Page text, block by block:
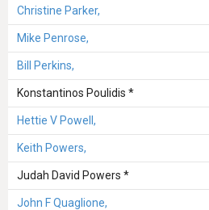
Christine Parker,
Mike Penrose,
Bill Perkins,
Konstantinos Poulidis *
Hettie V Powell,
Keith Powers,
Judah David Powers *
John F Quaglione,